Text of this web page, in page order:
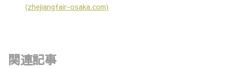
(zhejiangfair-osaka.com)
関連記事